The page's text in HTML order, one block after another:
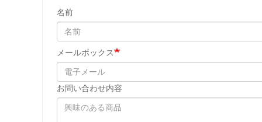
名前
メールボックス
お問い合わせ内容